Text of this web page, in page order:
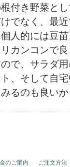
付き野菜と
でなく、最
人的には豆
カンコンで
で、サラダ
、そして自
るのも良い
のご案内 ご注文方法